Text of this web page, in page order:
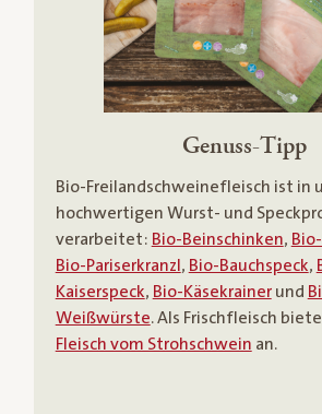
Genuss-Tipp
Bio-Freilandschweinefleisch ist in
hochwertigen Wurst- und
verarbeitet: Bio-Beinschinken,
Bio-Pariserkranzl, Bio-Bauchspeck,
Kaiserspeck, Bio-Käsekrainerund
Weißwürste. Als Frischfleisch
Fleisch vom Strohschwein an.